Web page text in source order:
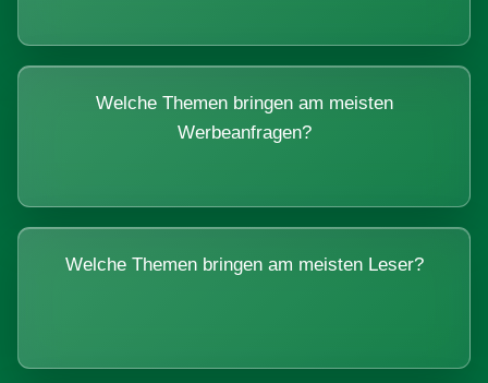
Welche Themen bringen am meisten
Werbeanfragen?
Welche Themen bringen am meisten Leser?